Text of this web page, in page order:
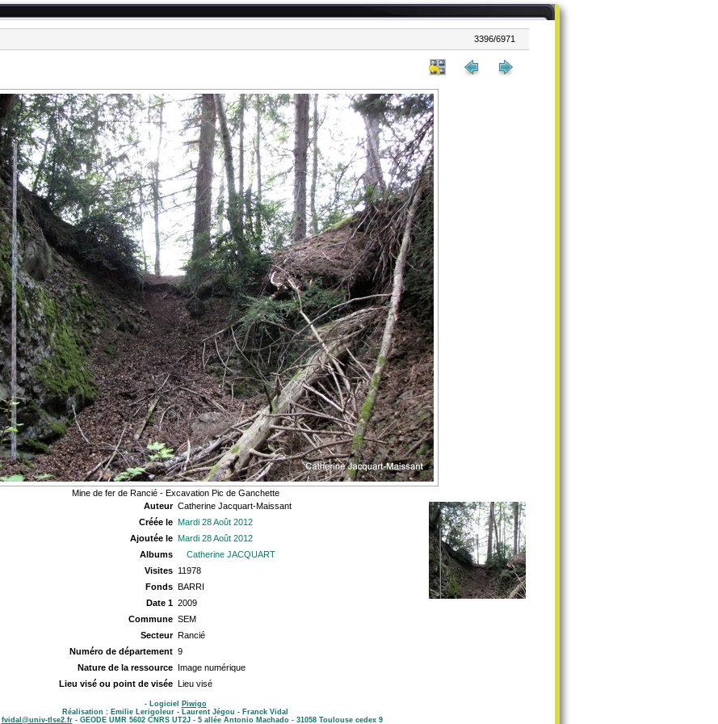
3396/6971
Mine de fer de Rancié - Excavation Pic de Ganchette
Auteur Catherine Jacquart-Maissant
Créée le Mardi 28 Août 2012
Ajoutée le Mardi 28 Août 2012
Albums
Catherine JACQUART
Visites 11978
Fonds BARRI
Date 1 2009
Commune SEM
Secteur Rancié
Numéro de département 9
Nature de la ressource Image numérique
Lieu visé ou point de visée Lieu visé
- Logiciel
Piwigo
Réalisation : Emilie Lerigoleur - Laurent Jégou - Franck Vidal
fvidal@univ-tlse2.fr- GEODE UMR 5602 CNRS UT2J - 5 allée Antonio Machado - 31058 Toulouse cedex 9